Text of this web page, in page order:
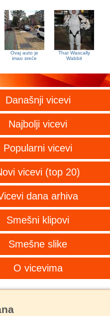
Ovaj auto je
imao sreće
That Wascally
Wabbit
Današnji vicevi
Najbolji vicevi
Popularni vicevi
vicevi (top 20)
dana arhiva
Smešni klipovi
Smešne slike
O vicevima